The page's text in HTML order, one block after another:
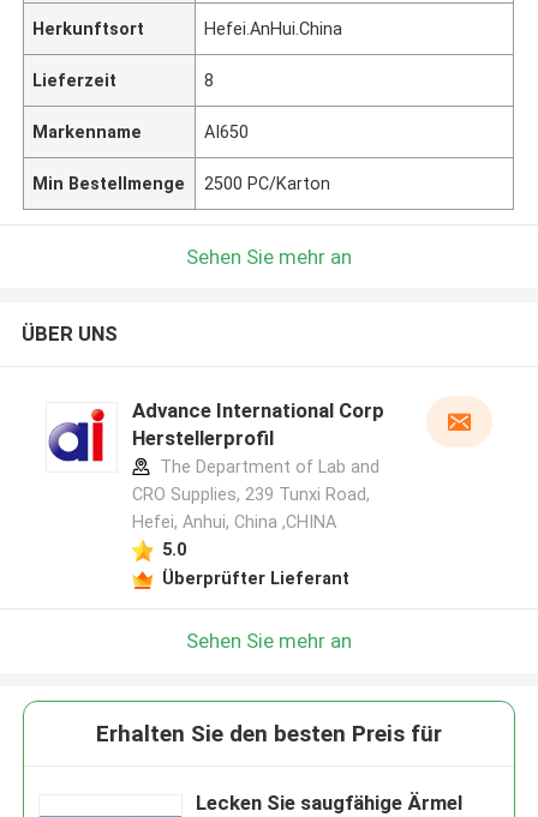
Herkunftsort Hefei.AnHui.China
Lieferzeit 8
Markenname AI650
Min Bestellmenge 2500 PC/Karton
Sehen Sie mehr an
ÜBER UNS
Advance International Corp
Herstellerprofil
The Department of Lab and
CRO Supplies, 239 Tunxi Road,
Hefei, Anhui, China ,CHINA
5.0
Überprüfter Lieferant
Sehen Sie mehr an
Erhalten Sie den besten Preis für
Lecken Sie saugfähige Ärmel